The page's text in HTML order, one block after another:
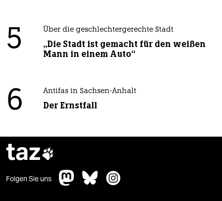
5 Über die geschlechtergerechte Stadt
„Die Stadt ist gemacht für den weißen
Mann in einem Auto“
6 Antifas in Sachsen-Anhalt
Der Ernstfall
taz
Folgen Sie uns